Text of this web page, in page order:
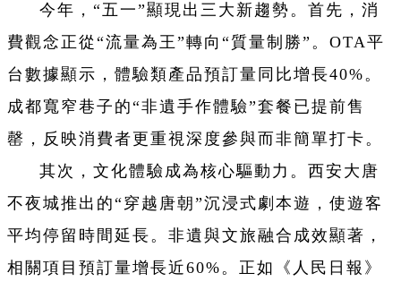
今年，“五一”顯現出三大新趨勢。首先，消
費觀念正從“流量為王”轉向“質量制勝”。OTA平
台數據顯示，體驗類產品預訂量同比增長40%。
成都寬窄巷子的“非遺手作體驗”套餐已提前售
罄，反映消費者更重視深度參與而非簡單打卡。
其次，文化體驗成為核心驅動力。西安大唐
不夜城推出的“穿越唐朝”沉浸式劇本遊，使遊客
平均停留時間延長。非遺與文旅融合成效顯著，
相關項目預訂量增長近60%。正如《人民日報》